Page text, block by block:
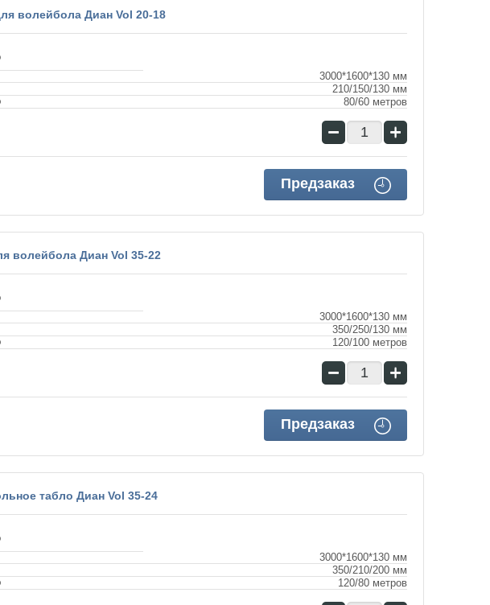
волейбола Диан Vol 20-18
3000*1600*130 мм
210/150/130 мм
80/60 метров
− +
Предзаказ
волейбола Диан Vol 35-22
3000*1600*130 мм
350/250/130 мм
120/100 метров
− +
Предзаказ
табло Диан Vol 35-24
3000*1600*130 мм
350/210/200 мм
120/80 метров